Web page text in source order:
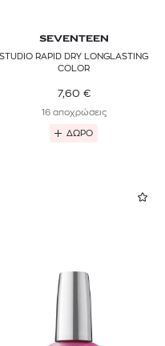
SEVENTEEN
STUDIO RAPID DRY LONGLASTING
COLOR
7,60 €
16 αποχρώσεις
ΔΩΡΟ